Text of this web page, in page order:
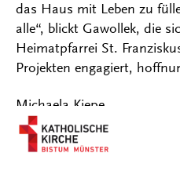
das Haus mit Leben zu
alle“, blickt Gawollek, die
Heimatpfarrei St.
Projekten engagiert,
Michaela Kiepe